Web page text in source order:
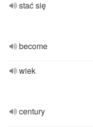
stać się
become
wiek
century